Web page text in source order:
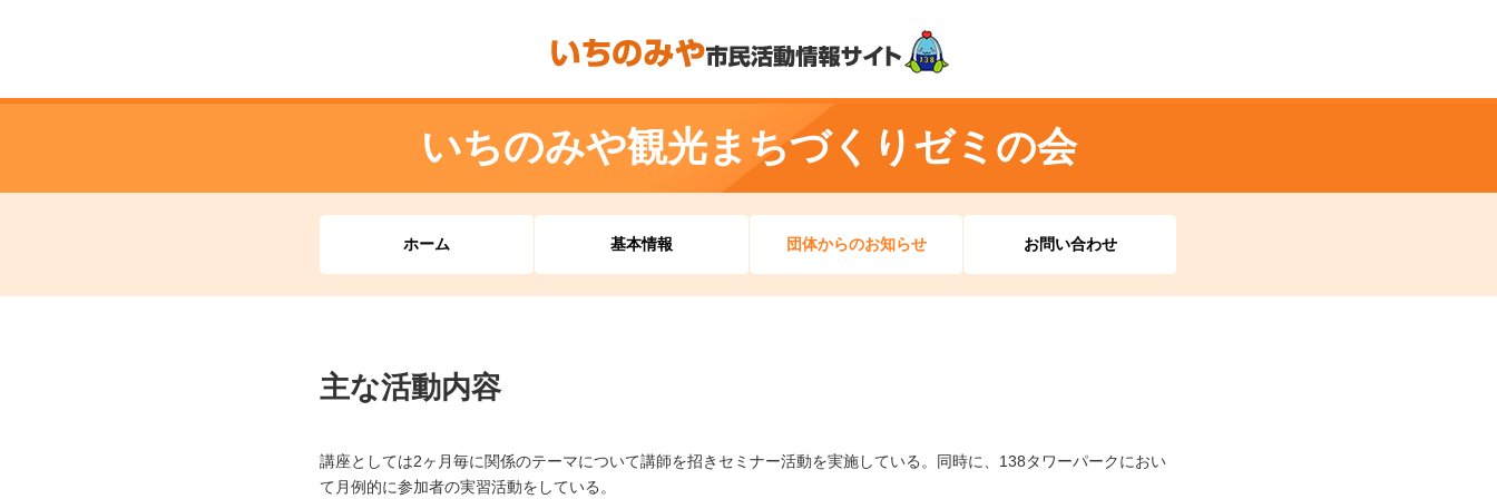
いちのみや観光まちづくりゼミの会
ホーム 基本情報 団体からのお知らせ お問い合わせ
主な活動内容
講座としては2ヶ月毎に関係のテーマについて講師を招きセミナー活動を実施している。同時に、138タワーパークにおい
て月例的に参加者の実習活動をしている。